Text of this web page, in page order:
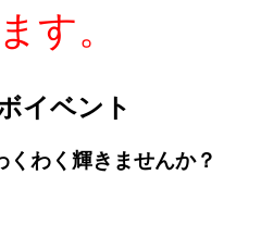
す。
イベント
わく輝きませんか？